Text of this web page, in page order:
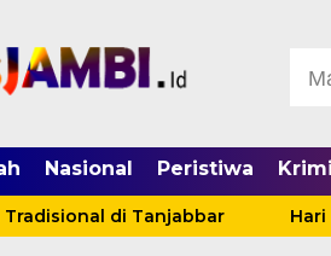
Nasional Peristiwa
di Tanjabbar Hari